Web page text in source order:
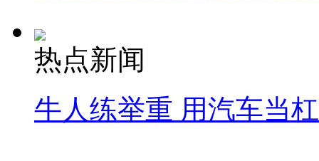
热点新闻
牛人练举重 用汽车当